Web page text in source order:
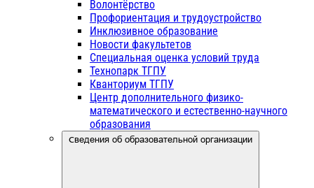
Волонтёрство
Профориентация и трудоустройство
Инклюзивное образование
Новости факультетов
Специальная оценка условий труда
Технопарк ТГПУ
Кванториум ТГПУ
Центр дополнительного физико-
математического и естественно-научного
образования
Сведения об образовательной организации